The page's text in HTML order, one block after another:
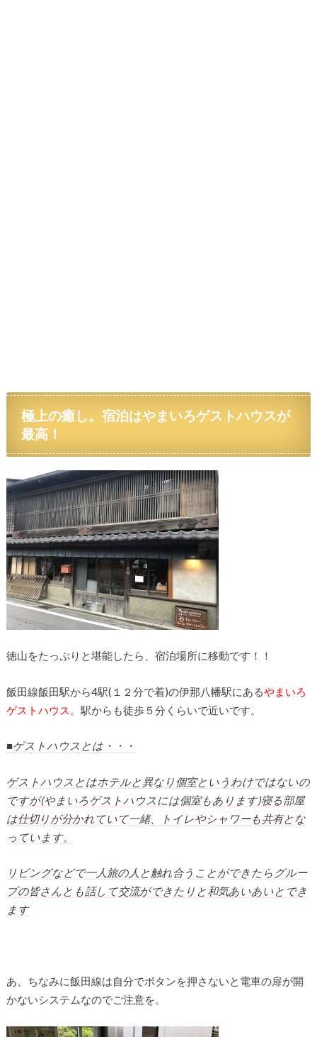
極上の癒し。宿泊はやまいろゲストハウスが
最高！
徳山をたっぷりと堪能したら、宿泊場所に移動です！！
飯田線飯田駅から4駅(１２分で着)の伊那八幡駅にあるやまいろ
ゲストハウス 。駅からも徒歩５分くらいで近いです。
■ゲストハウスとは・・・
ゲストハウスとはホテルと異なり個室というわけではないの
ですが(やまいろゲストハウスには個室もあります)寝る部屋
は仕切りが分かれていて一緒、トイレやシャワーも共有とな
っています。
リビングなどで一人旅の人と触れ合うことができたらグルー
プの皆さんとも話して交流ができたりと和気あいあいとでき
ます
あ、ちなみに飯田線は自分でボタンを押さないと電車の扉が開
かないシステムなのでご注意を。